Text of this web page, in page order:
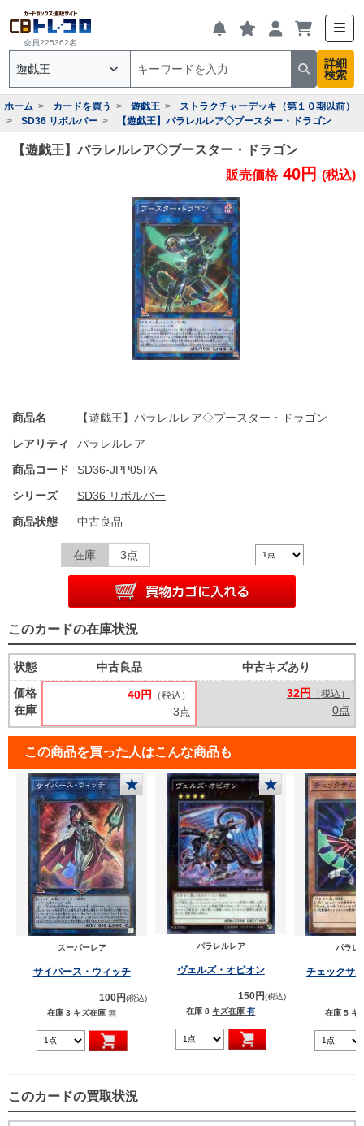
会員225362名
詳細
検索
ホーム カードを買う 遊戯王
ストラクチャーデッキ（第１０期以前）
SD36 リボルバー
【遊戯王】パラレルレア◇ブースター・ドラゴン
【遊戯王】パラレルレア◇ブースター・ドラゴン
販売価格 40円 (税込)
商品名
【遊戯王】パラレルレア◇ブースター・ドラゴン
レアリティ
パラレルレア
商品コード
SD36-JPP05PA
シリーズ
SD36 リボルバー
商品状態
中古良品
在庫 3点
このカードの在庫状況
状態
価格
在庫
中古良品
40円 （税込）
3点
中古キズあり
32円
（税込）
0点
この商品を買った人はこんな商品も
★
スーパーレア
サイバース・ウィッチ
100円(税込)
在庫 3 キズ在庫 無
★
パラレルレア
ヴェルズ・オピオン
150円(税込)
在庫 8 キズ在庫 有
パラレ
チェックサ
在庫 5 キ
このカードの買取状況